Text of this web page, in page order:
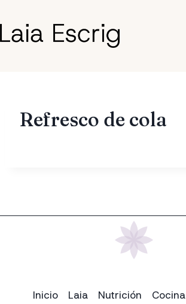
al
contenido
Refresco de cola
Inicio Laia Nutrición Cocina